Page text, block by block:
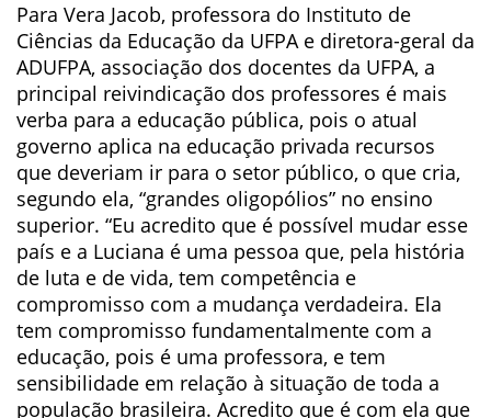
Para Vera Jacob, professora do Instituto de
Ciências da Educação da UFPA e diretora-geral da
ADUFPA, associação dos docentes da UFPA, a
principal reivindicação dos professores é mais
verba para a educação pública, pois o atual
governo aplica na educação privada recursos
que deveriam ir para o setor público, o que cria,
segundo ela, “grandes oligopólios” no ensino
superior. “Eu acredito que é possível mudar esse
país e a Luciana é uma pessoa que, pela história
de luta e de vida, tem competência e
compromisso com a mudança verdadeira. Ela
tem compromisso fundamentalmente com a
educação, pois é uma professora, e tem
sensibilidade em relação à situação de toda a
população brasileira. Acredito que é com ela que